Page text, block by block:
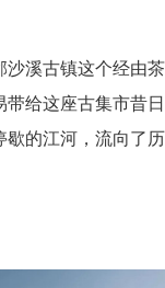
沙溪古镇这个经由
带给这座古集市昔
歇的江河，流向了